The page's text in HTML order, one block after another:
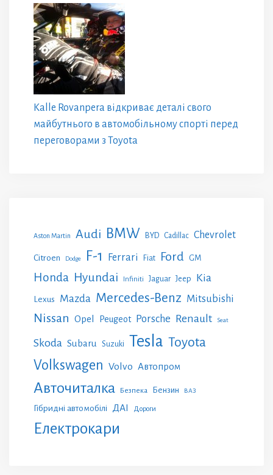
Kalle Rovanpera відкриває деталі свого
майбутнього в автомобільному спорті перед
переговорами з Toyota
Aston Martin Audi BMW BYD Cadillac Chevrolet
Citroen Dodge F-1 Ferrari Fiat Ford GM
Honda Hyundai Infiniti Jaguar Jeep Kia
Lexus Mazda Mercedes-Benz Mitsubishi
Nissan Opel Peugeot Porsche Renault Seat
Skoda Subaru Suzuki Tesla Toyota
Volkswagen Volvo Автопром
Авточиталка Безпека Бензин ВАЗ
Гібридні автомобілі ДАІ Дороги
Електрокари